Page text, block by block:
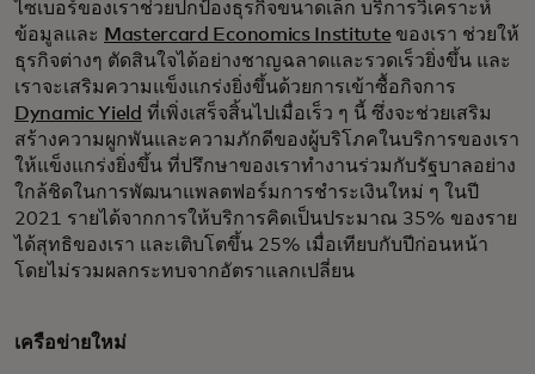
ไซเบอร์ของเราช่วยปกป้องธุรกิจขนาดเล็ก บริการวิเคราะห์
ข้อมูลและ Mastercard Economics Institute ของเรา ช่วยให้
ธุรกิจต่างๆ ตัดสินใจได้อย่างชาญฉลาดและรวดเร็วยิ่งขึ้น และ
เราจะเสริมความแข็งแกร่งยิ่งขึ้นด้วยการเข้าซื้อกิจการ
Dynamic Yield ที่เพิ่งเสร็จสิ้นไปเมื่อเร็ว ๆ นี้ ซึ่งจะช่วยเสริม
สร้างความผูกพันและความภักดีของผู้บริโภคในบริการของเรา
ให้แข็งแกร่งยิ่งขึ้น ที่ปรึกษาของเราทำงานร่วมกับรัฐบาลอย่าง
ใกล้ชิดในการพัฒนาแพลตฟอร์มการชำระเงินใหม่ ๆ ในปี
2021 รายได้จากการให้บริการคิดเป็นประมาณ 35% ของราย
ได้สุทธิของเรา และเติบโตขึ้น 25% เมื่อเทียบกับปีก่อนหน้า
โดยไม่รวมผลกระทบจากอัตราแลกเปลี่ยน
เครือข่ายใหม่